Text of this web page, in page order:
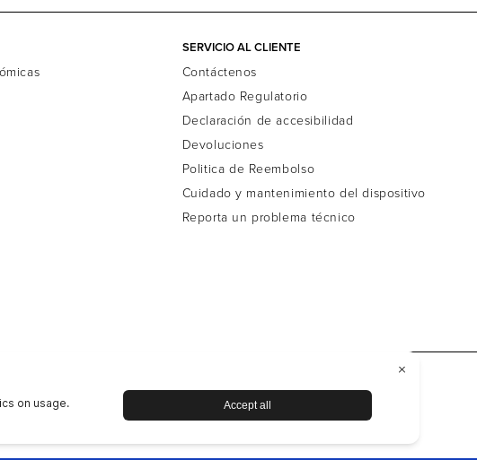
SERVICIO AL CLIENTE
Contáctenos
Apartado Regulatorio
Declaración de accesibilidad
Devoluciones
Politica de Reembolso
Cuidado y mantenimiento del dispositivo
Reporta un problema técnico